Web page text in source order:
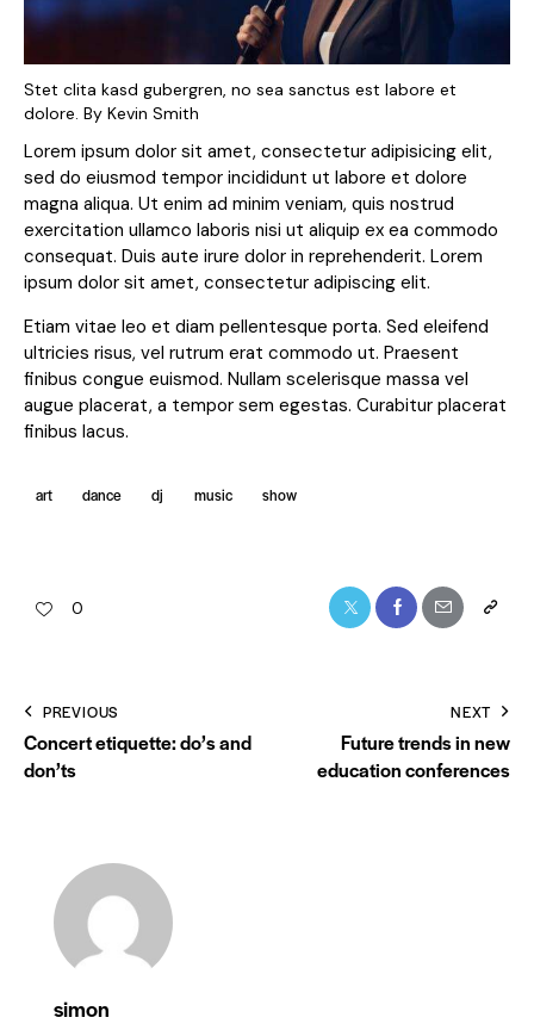
Stet clita kasd gubergren, no sea sanctus est labore et
dolore. By Kevin Smith
Lorem ipsum dolor sit amet, consectetur adipisicing elit,
sed do eiusmod tempor incididunt ut labore et dolore
magna aliqua. Ut enim ad minim veniam, quis nostrud
exercitation ullamco laboris nisi ut aliquip ex ea commodo
consequat. Duis aute irure dolor in reprehenderit. Lorem
ipsum dolor sit amet, consectetur adipiscing elit.
Etiam vitae leo et diam pellentesque porta. Sed eleifend
ultricies risus, vel rutrum erat commodo ut. Praesent
finibus congue euismod. Nullam scelerisque massa vel
augue placerat, a tempor sem egestas. Curabitur placerat
finibus lacus.
art dance dj music show
0
PREVIOUS
Concert etiquette: do’s and
don’ts
NEXT
Future trends in new
education conferences
simon